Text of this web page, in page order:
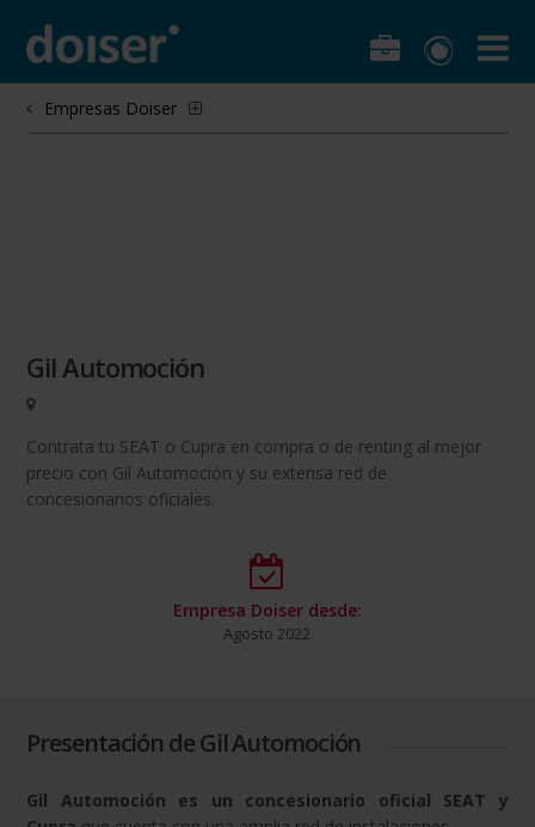
Empresas Doiser
Gil Automoción
Contrata tu SEAT o Cupra en compra o de renting al mejor
precio con Gil Automoción y su extensa red de
concesionarios oficiales.
Empresa Doiser desde:
Agosto 2022
Presentación de Gil Automoción
Gil Automoción es un concesionario oficial SEAT y